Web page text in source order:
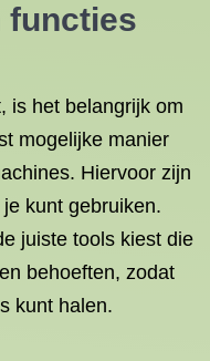
functies
is het belangrijk om
mogelijke manier
Hiervoor zijn
kunt gebruiken.
juiste tools kiest die
behoeften, zodat
kunt halen.